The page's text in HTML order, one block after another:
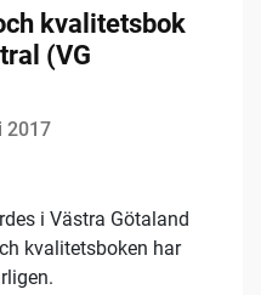
kvalitetsbok
(VG
2017
i Västra Götaland
kvalitetsboken har